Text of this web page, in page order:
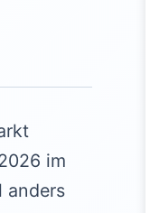
im
anders